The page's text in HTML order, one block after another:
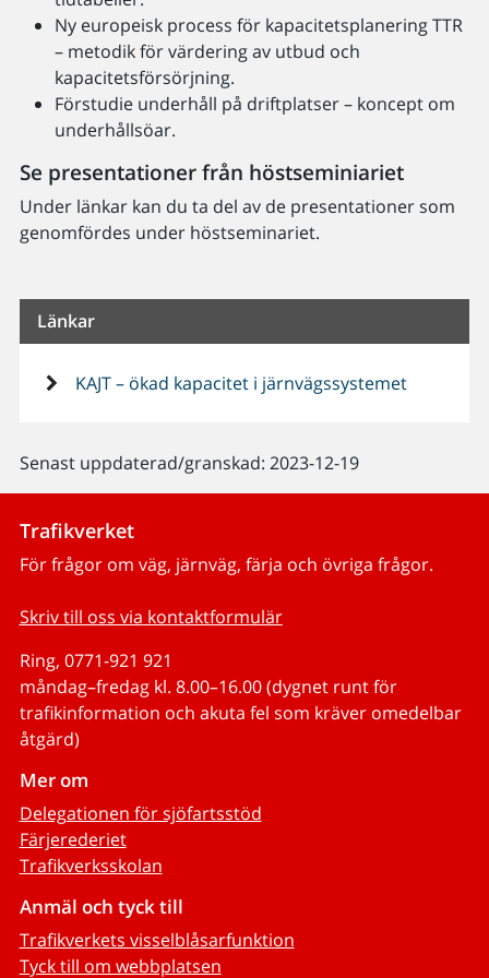
Ny europeisk process för kapacitetsplanering TTR
– metodik för värdering av utbud och
kapacitetsförsörjning.
Förstudie underhåll på driftplatser – koncept om
underhållsöar.
Se presentationer från höstseminiariet
Under länkar kan du ta del av de presentationer som
genomfördes under höstseminariet.
Länkar
KAJT – ökad kapacitet i järnvägssystemet
Senast uppdaterad/granskad: 2023-12-19
Trafikverket
För frågor om väg, järnväg, färja och övriga frågor.
Skriv till oss via kontaktformulär
Ring, 0771-921 921
måndag–fredag kl. 8.00–16.00 (dygnet runt för
trafikinformation och akuta fel som kräver omedelbar
åtgärd)
Mer om
Delegationen för sjöfartsstöd
Färjerederiet
Trafikverksskolan
Anmäl och tyck till
Trafikverkets visselblåsarfunktion
Tyck till om webbplatsen